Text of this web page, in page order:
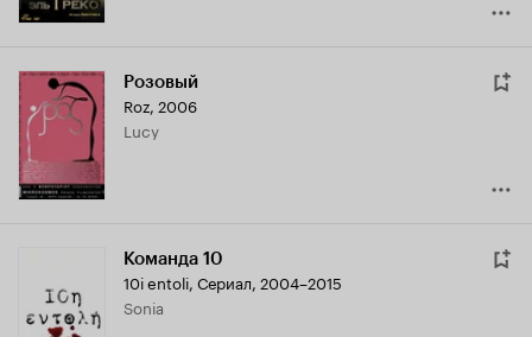
Розовый
Roz, 2006
Lucy
Команда 10
10i entoli, Сериал, 2004–2015
Sonia